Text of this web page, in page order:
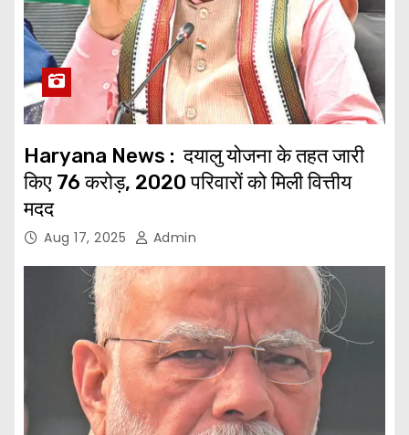
Haryana News : दयालु योजना के तहत जारी
किए 76 करोड़, 2020 परिवारों को मिली वित्तीय
मदद
Aug 17, 2025 Admin